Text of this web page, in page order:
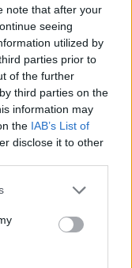
note that after your
seeing
utilized by
parties prior to
of the further
third parties on the
information may
the IAB’s List of
disclose it to other